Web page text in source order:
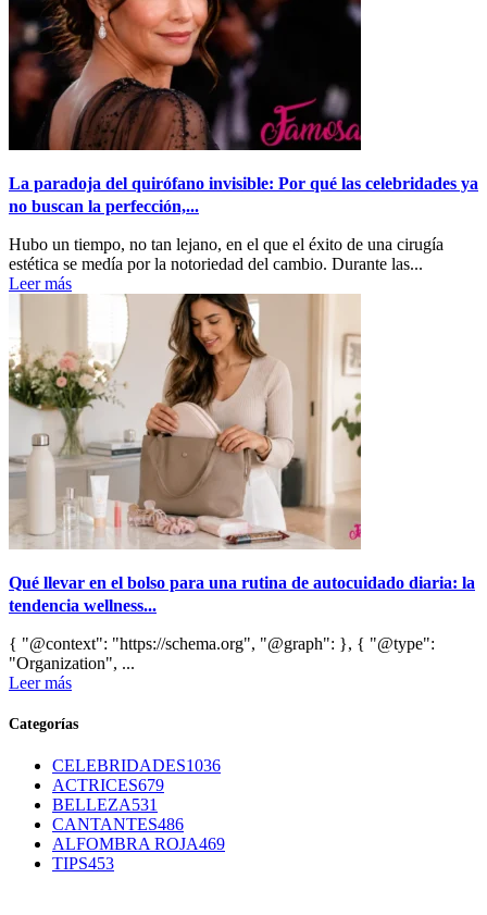
La paradoja del quirófano invisible: Por qué las celebridades ya
no buscan la perfección,...
Hubo un tiempo, no tan lejano, en el que el éxito de una cirugía
estética se medía por la notoriedad del cambio. Durante las...
Leer más
Qué llevar en el bolso para una rutina de autocuidado diaria: la
tendencia wellness...
{ "@context": "https://schema.org", "@graph": }, { "@type":
"Organization", ...
Leer más
Categorías
CELEBRIDADES1036
ACTRICES679
BELLEZA531
CANTANTES486
ALFOMBRA ROJA469
TIPS453